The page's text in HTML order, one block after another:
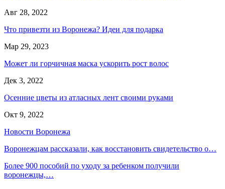
Авг 28, 2022
Что привезти из Воронежа? Идеи для подарка
Мар 29, 2023
Может ли горчичная маска ускорить рост волос
Дек 3, 2022
Осенние цветы из атласных лент своими руками
Окт 9, 2022
Новости Воронежа
Воронежцам рассказали, как восстановить свидетельство о…
Более 900 пособий по уходу за ребенком получили
воронежцы,…